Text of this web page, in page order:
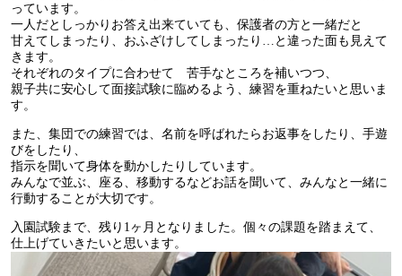
っています。
一人だとしっかりお答え出来ていても、保護者の方と一緒だと
甘えてしまったり、おふざけしてしまったり…と違った面も見えて
きます。
それぞれのタイプに合わせて 苦手なところを補いつつ、
親子共に安心して面接試験に臨めるよう、練習を重ねたいと思いま
す。
また、集団での練習では、名前を呼ばれたらお返事をしたり、手遊
びをしたり、
指示を聞いて身体を動かしたりしています。
みんなで並ぶ、座る、移動するなどお話を聞いて、みんなと一緒に
行動することが大切です。
入園試験まで、残り1ヶ月となりました。個々の課題を踏まえて、
仕上げていきたいと思います。